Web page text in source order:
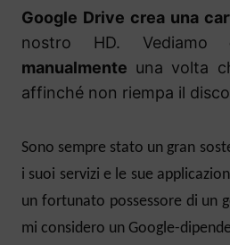
Google Drive crea una
nostro HD. Vediamo
manualmente una volta
affinché non riempa il
Sono sempre stato un gran
i suoi servizi e le sue
un fortunato possessore di un
mi considero un Google-